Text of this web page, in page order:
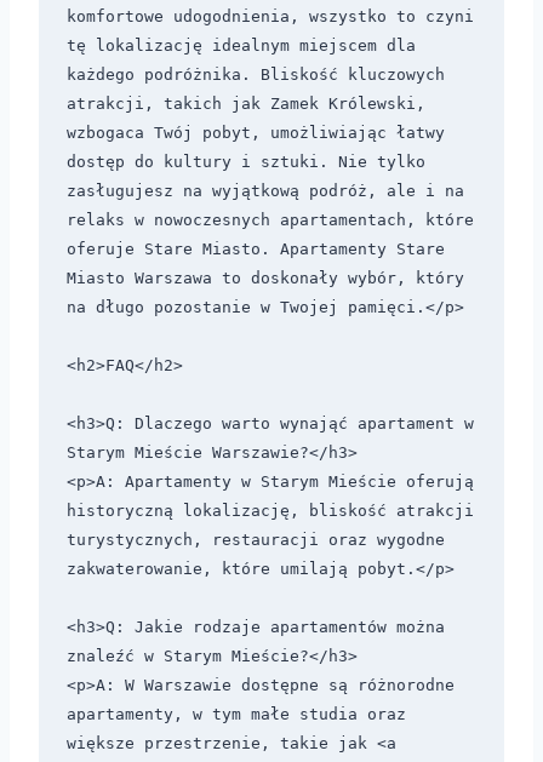
komfortowe udogodnienia, wszystko to czyni
tę lokalizację idealnym miejscem dla
każdego podróżnika. Bliskość kluczowych
atrakcji, takich jak Zamek Królewski,
wzbogaca Twój pobyt, umożliwiając łatwy
dostęp do kultury i sztuki. Nie tylko
zasługujesz na wyjątkową podróż, ale i na
relaks w nowoczesnych apartamentach, które
oferuje Stare Miasto. Apartamenty Stare
Miasto Warszawa to doskonały wybór, który
na długo pozostanie w Twojej pamięci.</p>
<h2>FAQ</h2>
<h3>Q: Dlaczego warto wynająć apartament w
Starym Mieście Warszawie?</h3>
<p>A: Apartamenty w Starym Mieście oferują
historyczną lokalizację, bliskość atrakcji
turystycznych, restauracji oraz wygodne
zakwaterowanie, które umilają pobyt.</p>
<h3>Q: Jakie rodzaje apartamentów można
znaleźć w Starym Mieście?</h3>
<p>A: W Warszawie dostępne są różnorodne
apartamenty, w tym małe studia oraz
większe przestrzenie, takie jak <a